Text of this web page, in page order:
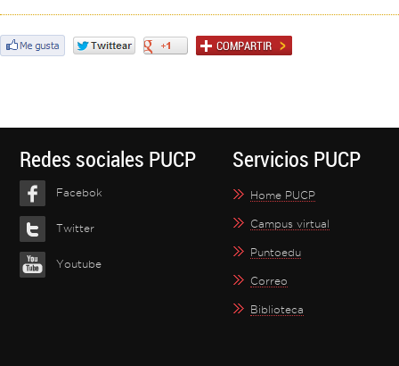
Redes sociales PUCP
Facebok
Twitter
Youtube
Servicios PUCP
Home PUCP
Campus virtual
Puntoedu
Correo
Biblioteca